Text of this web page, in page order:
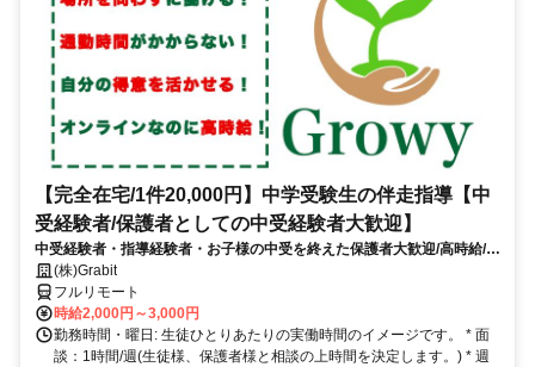
【完全在宅/1件20,000円】中学受験生の伴走指導【中
受経験者/保護者としての中受経験者大歓迎】
中受経験者・指導経験者・お子様の中受を終えた保護者大歓迎/高時給/週
1〜OK！/面接〜研修までオンライン完結
(株)Grabit
フルリモート
時給2,000円～3,000円
勤務時間・曜日: 生徒ひとりあたりの実働時間のイメージです。 * 面
談：1時間/週(生徒様、保護者様と相談の上時間を決定します。) * 週